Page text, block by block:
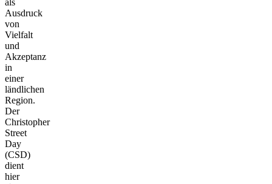
Ausdruck
von
Vielfalt
und
Akzeptanz
in
einer
ländlichen
Region.
Der
Christopher
Street
Day
(CSD)
dient
hier